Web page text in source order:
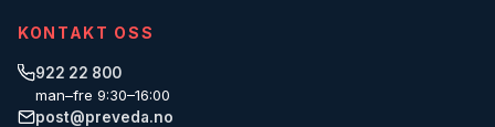
KONTAKT OSS
922 22 800
man–fre 9:30–16:00
post@preveda.no